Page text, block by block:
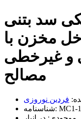
سد بتنی
مخزن با
و غیرخطی
مصالح
فردین نوروزی
شناسنامه: MC1-